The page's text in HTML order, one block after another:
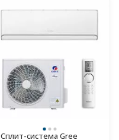
Сплит-система Gree